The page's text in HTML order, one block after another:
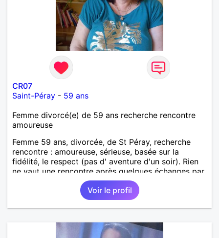
CR07
Saint-Péray - 59 ans
Femme divorcé(e) de 59 ans recherche rencontre
amoureuse
Femme 59 ans, divorcée, de St Péray, recherche
rencontre : amoureuse, sérieuse, basée sur la
fidélité, le respect (pas d' aventure d'un soir). Rien
ne vaut une rencontre après quelques échanges par
messages pour savoir si il y a un feeling entre les
deux et le désir de se revoir. Au plaisir de se
Voir le profil